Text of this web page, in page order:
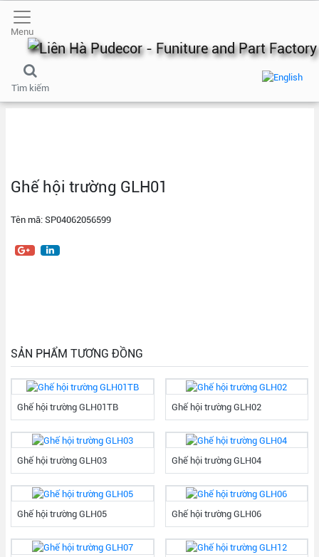
Menu
Tìm kiếm
Ghế hội trường GLH01
Tên mã: SP04062056599
SẢN PHẨM TƯƠNG ĐỒNG
Ghế hội trường GLH01TB Ghế hội trường GLH02
Ghế hội trường GLH03 Ghế hội trường GLH04
Ghế hội trường GLH05 Ghế hội trường GLH06